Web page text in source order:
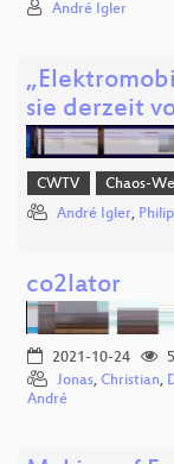
André Igler
sie derzeit
CWTV Chaos-
André Igler,
co2lator
2021-10-24
Jonas, Christian,
André